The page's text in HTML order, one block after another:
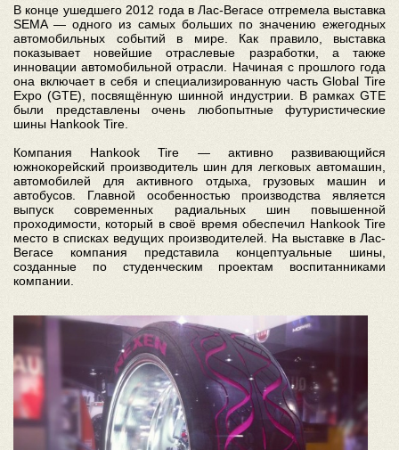
В конце ушедшего 2012 года в Лас-Вегасе отгремела выставка
SEMA — одного из самых больших по значению ежегодных
автомобильных событий в мире. Как правило, выставка
показывает новейшие отраслевые разработки, а также
инновации автомобильной отрасли. Начиная с прошлого года
она включает в себя и специализированную часть Global Tire
Expo (GTE), посвящённую шинной индустрии. В рамках GTE
были представлены очень любопытные футуристические
шины Hankook Tire.
Компания Hankook Tire — активно развивающийся
южнокорейский производитель шин для легковых автомашин,
автомобилей для активного отдыха, грузовых машин и
автобусов. Главной особенностью производства является
выпуск современных радиальных шин повышенной
проходимости, который в своё время обеспечил Hankook Tire
место в списках ведущих производителей. На выставке в Лас-
Вегасе компания представила концептуальные шины,
созданные по студенческим проектам воспитанниками
компании.